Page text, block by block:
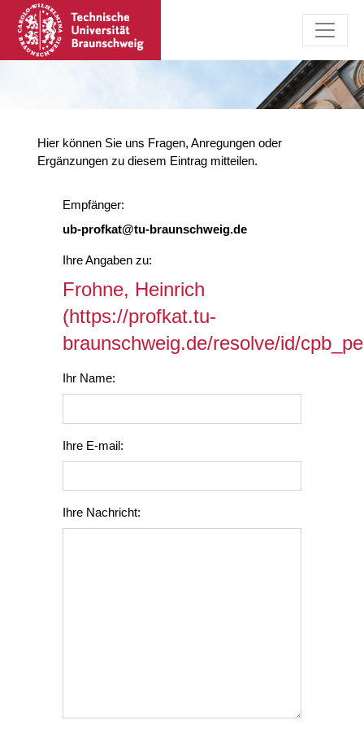
Hier können Sie uns Fragen, Anregungen oder
Ergänzungen zu diesem Eintrag mitteilen.
Empfänger:
ub-profkat@tu-braunschweig.de
Ihre Angaben zu:
Frohne, Heinrich
(https://profkat.tu-
braunschweig.de/resolve/id/
Ihr Name:
Ihre E-mail:
Ihre Nachricht: